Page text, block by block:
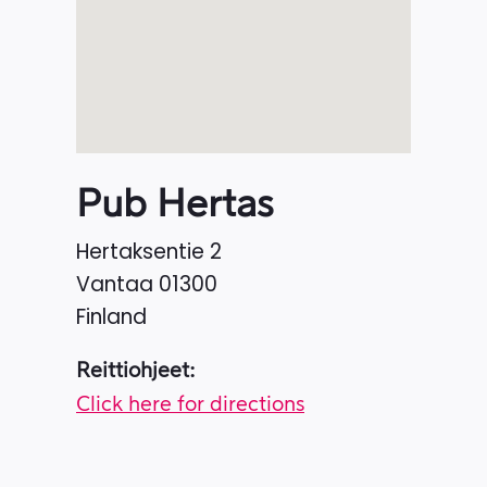
Pub Hertas
Hertaksentie 2
Vantaa 01300
Finland
Reittiohjeet:
Click here for directions